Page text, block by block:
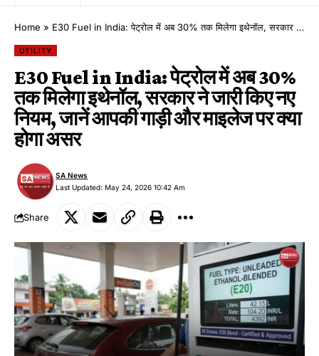
Home » E30 Fuel in India: पेट्रोल में अब 30% तक मिलेगा इथेनॉल, सरकार ने जारी किए नए नियम, जानें आपकी गाड़ी और माइलेज पर क्या होगा असर
UTILITY
E30 Fuel in India: पेट्रोल में अब 30%
तक मिलेगा इथेनॉल, सरकार ने जारी किए नए
नियम, जानें आपकी गाड़ी और माइलेज पर क्या
होगा असर
Last Updated: May 24, 2026 10:42 Am
SA News
Share